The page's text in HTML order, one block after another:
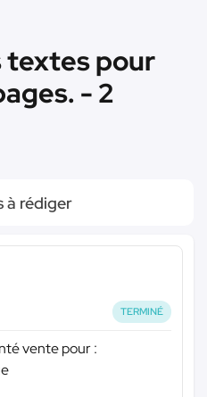
textes pour
- 2
à rédiger
TERMINÉ
vente pour :